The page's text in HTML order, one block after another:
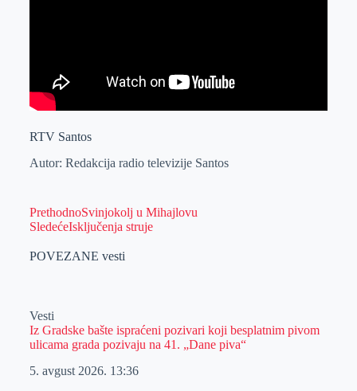
RTV Santos
Autor: Redakcija radio televizije Santos
PrethodnoSvinjokolj u Mihajlovu
SledećeIsključenja struje
POVEZANE vesti
Vesti
Iz Gradske bašte ispraćeni pozivari koji besplatnim pivom
ulicama grada pozivaju na 41. „Dane piva“
5. avgust 2026. 13:36